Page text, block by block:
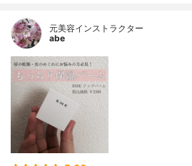
元美容インストラクター
abe